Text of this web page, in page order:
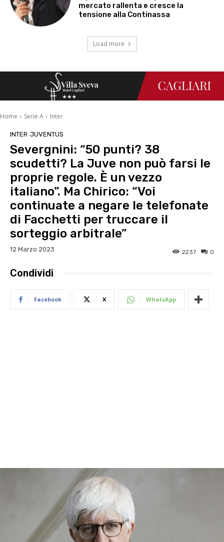
mercato rallenta e cresce la
tensione alla Continassa
Load more